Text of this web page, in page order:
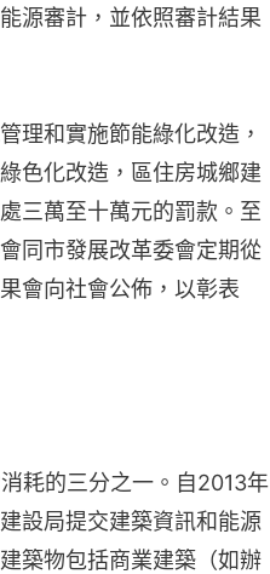
源審計，並依照審計結果
理和實施節能綠化改造，
色化改造，區住房城鄉建
三萬至十萬元的罰款。至
同市發展改革委會定期從
會向社會公佈，以彰表
耗的三分之一。自2013年
設局提交建築資訊和能源
築物包括商業建築（如辦